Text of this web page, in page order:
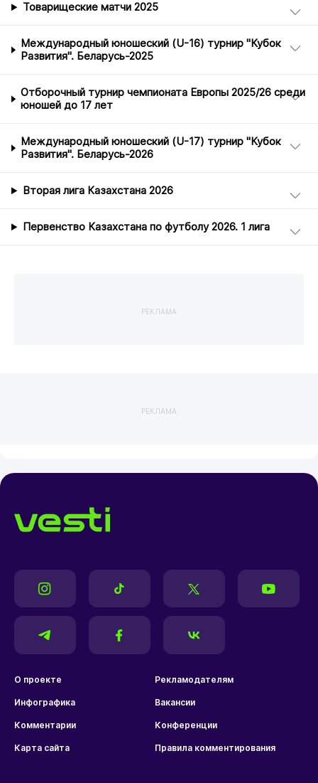
Товарищеские матчи 2025
Международный юношеский (U-16) турнир "Кубок
Развития". Беларусь-2025
Отборочный турнир чемпионата Европы 2025/26 среди
юношей до 17 лет
Международный юношеский (U-17) турнир "Кубок
Развития". Беларусь-2026
Вторая лига Казахстана 2026
Первенство Казахстана по футболу 2026. 1 лига
РЕКЛАМА
РЕКЛАМА
О проекте Рекламодателям
Инфографика Вакансии
Комментарии Конференции
Карта сайта Правила комментирования